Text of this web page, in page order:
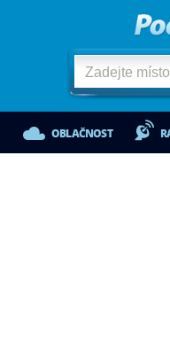
OBLAČNOST